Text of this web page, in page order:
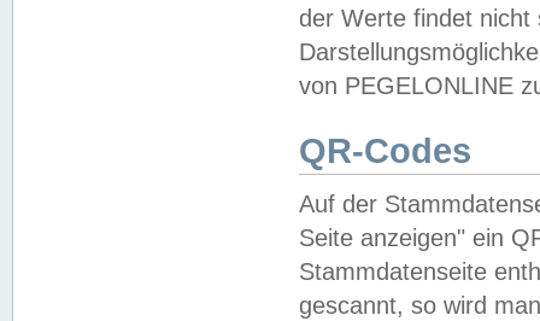
der Werte findet
von PEGELONLINE
QR-Codes
Auf der
Seite anzeigen" ein
Stammdatenseite
gescannt, so wird